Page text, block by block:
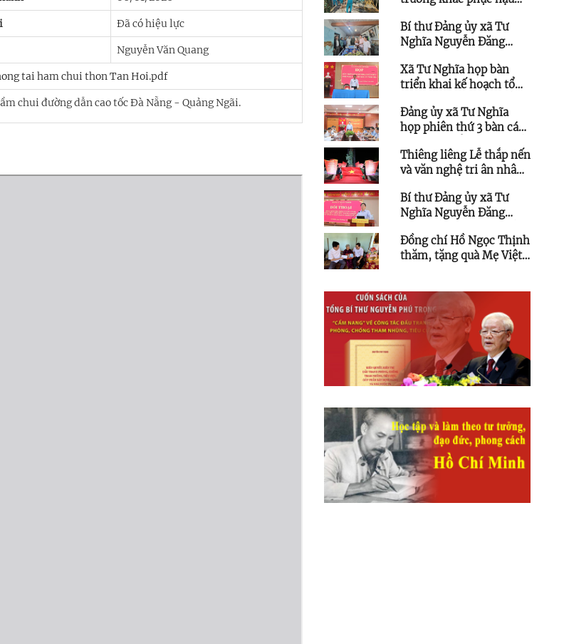
Đã có hiệu lực
Nguyễn Văn Quang
tai ham chui thon Tan Hoi.pdf
chui đường dẫn cao tốc Đà Nẵng - Quảng Ngãi.
nhà dân
Bí thư Đảng ủy xã Tư
Nghĩa Nguyễn Đăng
dân bị tốc mái nhà do
mưa lớn
Xã Tư Nghĩa họp bàn
triển khai kế hoạch tổ
đầu tư
Đảng ủy xã Tư Nghĩa
họp phiên thứ 3 bàn các
độ các công trình, dự án
trọng điểm trên địa bàn
Thiêng liêng Lễ thắp nến
và văn nghệ tri ân nhân
Thương binh - Liệt sĩ
Bí thư Đảng ủy xã Tư
Nghĩa Nguyễn Đăng
với cán bộ, công chức,
người lao động các cơ
Đồng chí Hồ Ngọc Thịnh
thăm, tặng quà Mẹ Việt
Nghĩa nhân kỷ niệm 79
năm Ngày thương binh -
liệt sĩ 27/7